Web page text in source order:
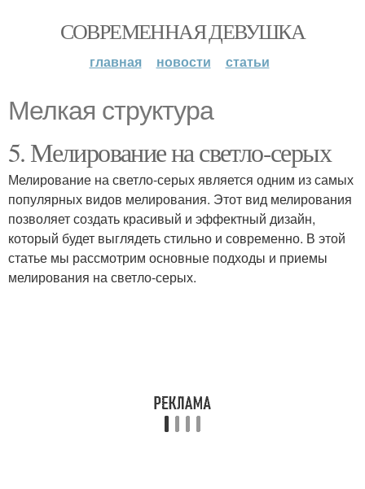
СОВРЕМЕННАЯ ДЕВУШКА
главная новости статьи
Мелкая структура
5. Мелирование на светло-серых
Мелирование на светло-серых является одним из самых
популярных видов мелирования. Этот вид мелирования
позволяет создать красивый и эффектный дизайн,
который будет выглядеть стильно и современно. В этой
статье мы рассмотрим основные подходы и приемы
мелирования на светло-серых.